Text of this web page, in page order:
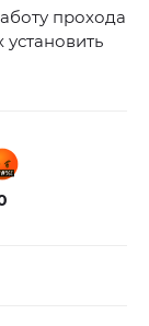
прохода